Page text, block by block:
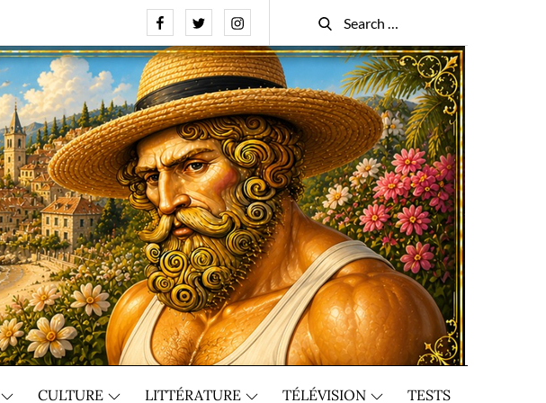
FacebookTwitterInstagram
Search
for:
Search
CULTURE LITTÉRATURE TÉLÉVISION TESTS